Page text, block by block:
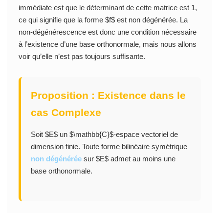
immédiate est que le déterminant de cette matrice est 1,
ce qui signifie que la forme $f$ est non dégénérée. La
non-dégénérescence est donc une condition nécessaire
à l’existence d’une base orthonormale, mais nous allons
voir qu’elle n’est pas toujours suffisante.
Proposition : Existence dans le
cas Complexe
Soit $E$ un $\mathbb{C}$-espace vectoriel de
dimension finie. Toute forme bilinéaire symétrique
non dégénéréesur $E$ admet au moins une
base orthonormale.